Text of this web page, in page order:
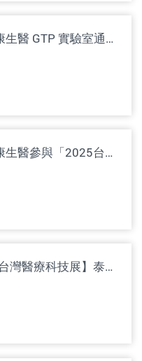
泰美緹康生醫 GTP 實驗室通過 2026 台美能力試驗「細胞產品黴漿菌檢測」
泰美緹康生醫參與「2025台灣醫療科技展」
【2025台灣醫療科技展】泰美緹康生醫創新研發技術搶先看